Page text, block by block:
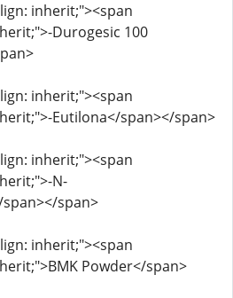
inherit;"><span
Durogesic 100
inherit;"><span
Eutilona</span></span>
inherit;"><span
N-
span>
inherit;"><span
Powder</span>